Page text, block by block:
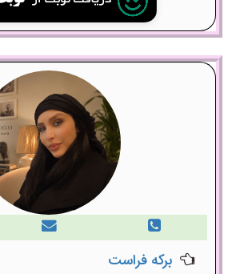
برکه فراست